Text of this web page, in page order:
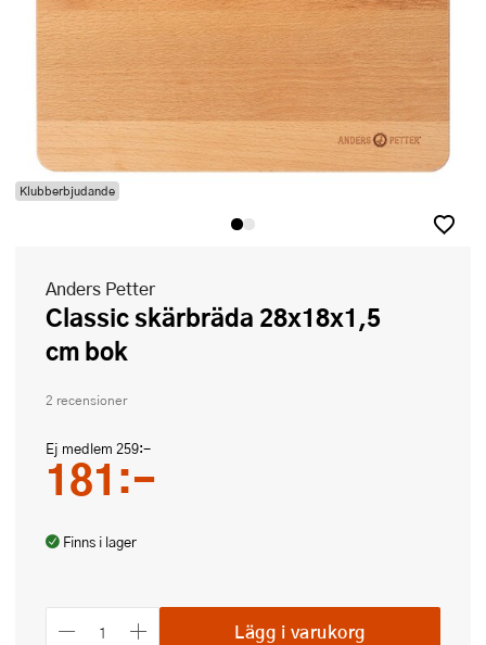
Klubberbjudande
Anders Petter
Classic skärbräda 28x18x1,5
cm bok
2 recensioner
Ej medlem 259:-
181:-
Finns i lager
Lägg i varukorg